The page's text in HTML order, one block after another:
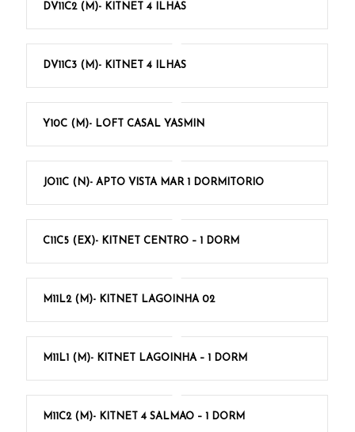
DV11C2 (M)- KITNET 4 ILHAS
DV11C3 (M)- KITNET 4 ILHAS
Y10C (M)- LOFT CASAL YASMIN
JO11C (N)- APTO VISTA MAR 1 DORMITORIO
C11C5 (EX)- KITNET CENTRO – 1 DORM
M11L2 (M)- KITNET LAGOINHA 02
M11L1 (M)- KITNET LAGOINHA – 1 DORM
M11C2 (M)- KITNET 4 SALMAO – 1 DORM